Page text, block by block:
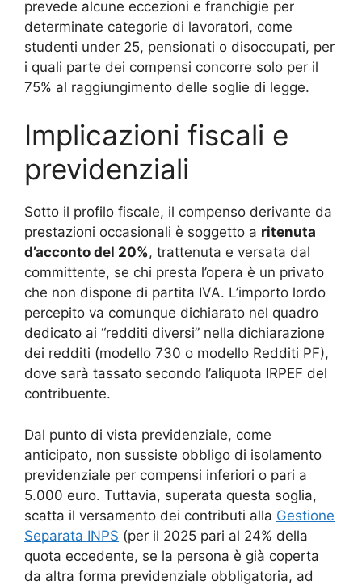
prevede alcune eccezioni e franchigie per
determinate categorie di lavoratori, come
studenti under 25, pensionati o disoccupati, per
i quali parte dei compensi concorre solo per il
75% al raggiungimento delle soglie di legge.
Implicazioni fiscali e
previdenziali
Sotto il profilo fiscale, il compenso derivante da
prestazioni occasionali è soggetto a ritenuta
d’acconto del 20%, trattenuta e versata dal
committente, se chi presta l’opera è un privato
che non dispone di partita IVA. L’importo lordo
percepito va comunque dichiarato nel quadro
dedicato ai “redditi diversi” nella dichiarazione
dei redditi (modello 730 o modello Redditi PF),
dove sarà tassato secondo l’aliquota IRPEF del
contribuente.
Dal punto di vista previdenziale, come
anticipato, non sussiste obbligo di isolamento
previdenziale per compensi inferiori o pari a
5.000 euro. Tuttavia, superata questa soglia,
scatta il versamento dei contributi alla Gestione
Separata INPS (per il 2025 pari al 24% della
quota eccedente, se la persona è già coperta
da altra forma previdenziale obbligatoria, ad